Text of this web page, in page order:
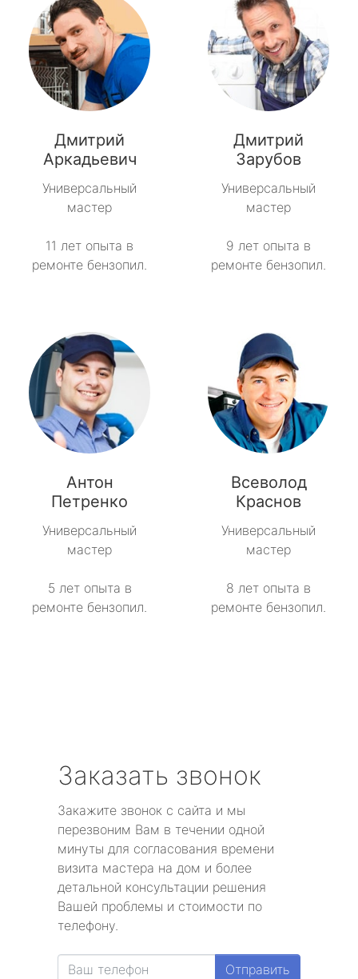
Дмитрий
Аркадьевич
Универсальный
мастер
11 лет опыта в
ремонте бензопил.
Дмитрий
Зарубов
Универсальный
мастер
9 лет опыта в
ремонте бензопил.
Антон
Петренко
Универсальный
мастер
5 лет опыта в
ремонте бензопил.
Всеволод
Краснов
Универсальный
мастер
8 лет опыта в
ремонте бензопил.
Заказать звонок
Закажите звонок с сайта и мы
перезвоним Вам в течении одной
минуты для согласования времени
визита мастера на дом и более
детальной консультации решения
Вашей проблемы и стоимости по
телефону.
Отправить